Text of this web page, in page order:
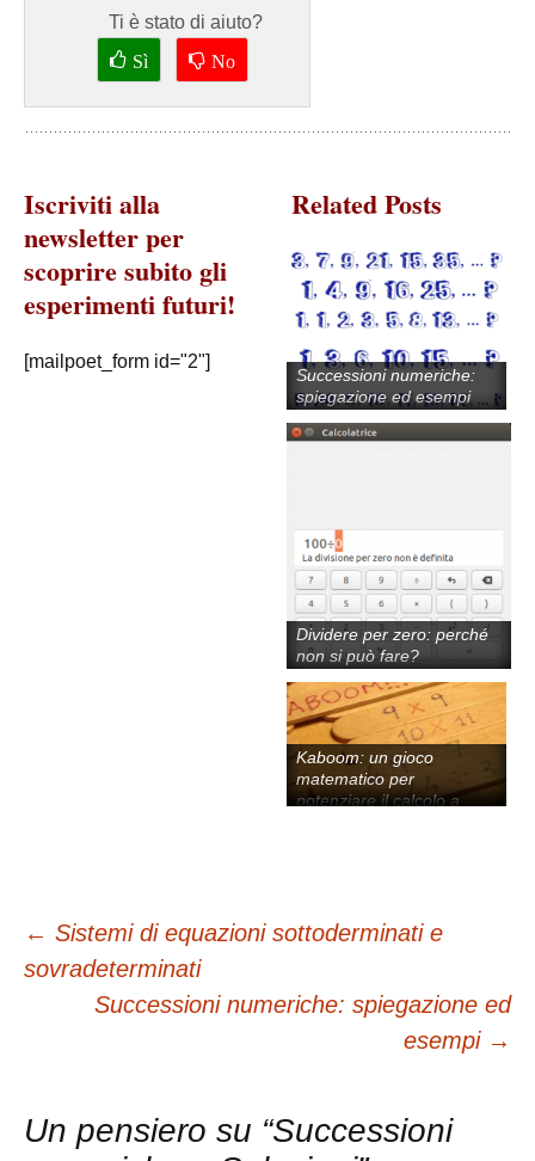
Ti è stato di aiuto?
Sì No
Iscriviti alla
newsletter per
scoprire subito gli
esperimenti futuri!
[mailpoet_form id="2"]
Related Posts
Successioni numeriche:
spiegazione ed esempi
Dividere per zero: perché
non si può fare?
Kaboom: un gioco
matematico per
potenziare il calcolo a
Navigazione
articolo
← Sistemi di equazioni sottoderminati e
sovradeterminati
Successioni numeriche: spiegazione ed
esempi →
Un pensiero su “Successioni